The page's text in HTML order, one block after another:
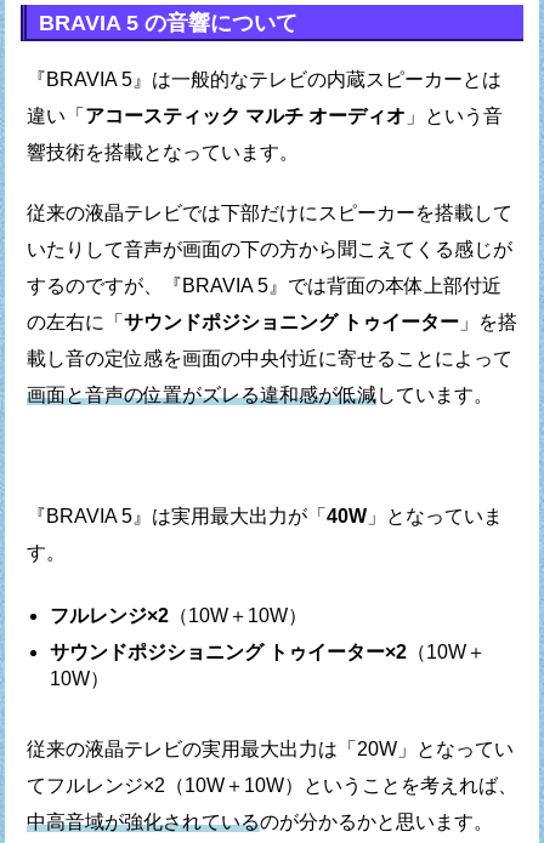
BRAVIA 5 の音響について
『BRAVIA 5』は一般的なテレビの内蔵スピーカーとは
違い 「 アコースティック マルチ オーディオ 」という 音
響技術を搭載となっています。
従来の液晶テレビでは下部だけにスピーカーを搭載して
いたりして音声が画面の下の方から聞こえてくる感じが
するのですが、
『BRAVIA 5』では背面の本体上部付近
の左右に 「 サウンドポジショニング トゥイーター」を搭
載し音の定位感を画面の中央付近に寄せることによって
画面と音声の位置がズレる違和感が低減しています。
『BRAVIA 5』は実用最大出力が「 40W」となっていま
す。
フルレンジ×2 （10W＋10W）
サウンドポジショニング トゥイーター×2 （10W＋
10W）
従来の液晶テレビの実用最大出力は「20W」となってい
てフルレンジ×2（10W＋10W）ということを考えれば、
中高音域が強化されているのが分かるかと思います。